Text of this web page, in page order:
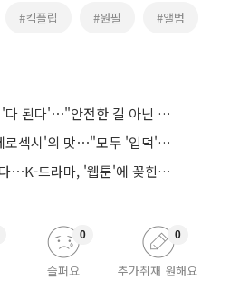
#킥플립 #원필 #앨범
스트레이 키즈, 이것저것 '다 된다'⋯"안전한 길 아닌 도전이 재밌어"
나우즈, 올여름 물들일 '제로섹시'의 맛⋯"모두 '입덕'시킬 것"
공효진도, 신민아도 택했다⋯K-드라마, '웹툰'에 꽂힌 이유
슬퍼요
0
추가취재 원해요
0